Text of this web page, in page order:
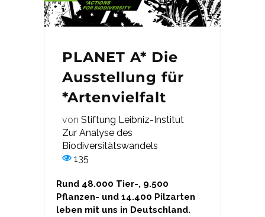
PLANET A* Die
Ausstellung für
*Artenvielfalt
von Stiftung Leibniz-Institut
Zur Analyse des
Biodiversitätswandels
135
Rund 48.000 Tier-, 9.500
Pflanzen- und 14.400 Pilzarten
leben mit uns in Deutschland.